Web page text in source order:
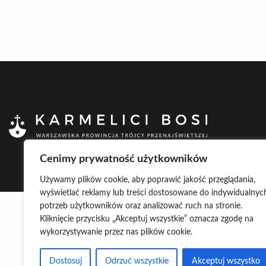
Cenimy prywatność użytkowników
Używamy plików cookie, aby poprawić jakość przeglądania,
wyświetlać reklamy lub treści dostosowane do
potrzeb użytkowników oraz analizować ruch na stronie.
Kliknięcie przycisku „Akceptuj wszystkie” oznacza zgodę na
wykorzystywanie przez nas plików cookie.
Dostosuj Odrzuć wszystkie Akceptuj wszystko